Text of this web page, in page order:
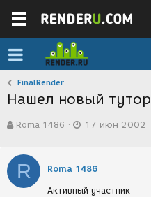
FinalRender
Нашел новый тутор
в
о
р
т
е
Roma 1486
а
с
з
17 июн 2002
R Roma 1486
Активный участник